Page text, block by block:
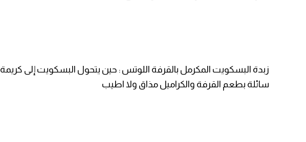
زبدة البسكويت المكرمل بالقرفة اللوتس : حين يتحول البسكويت إلى كريمة
سائلة بطعم القرفة والكراميل مذاق ولا اطيب